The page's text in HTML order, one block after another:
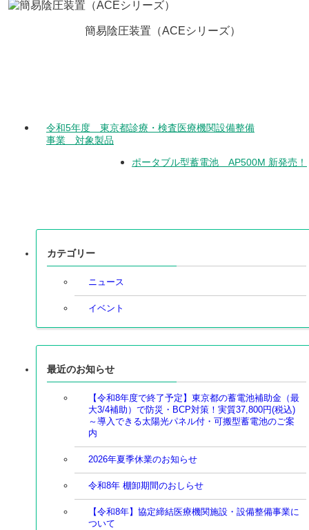
簡易陰圧装置（ACEシリーズ）
令和5年度 東京都診療・検査医療機関設備整備
事業 対象製品
ポータブル型蓄電池 AP500M 新発売！
カテゴリー
ニュース
イベント
最近のお知らせ
【令和8年度で終了予定】東京都の蓄電池補助金（最
大3/4補助）で防災・BCP対策！実質37,800円(税込)
～導入できる太陽光パネル付・可搬型蓄電池のご案
内
2026年夏季休業のお知らせ
令和8年 棚卸期間のおしらせ
【令和8年】協定締結医療機関施設・設備整備事業に
ついて